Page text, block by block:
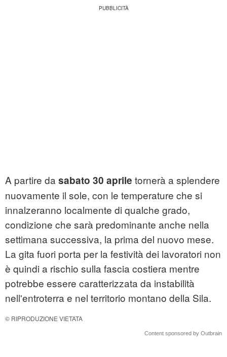
A partire da sabato 30 aprile tornerà a splendere
nuovamente il sole, con le temperature che si
innalzeranno localmente di qualche grado,
condizione che sarà predominante anche nella
settimana successiva, la prima del nuovo mese.
La gita fuori porta per la festività dei lavoratori non
è quindi a rischio sulla fascia costiera mentre
potrebbe essere caratterizzata da instabilità
nell'entroterra e nel territorio montano della Sila.
© RIPRODUZIONE VIETATA
Content sponsored by Outbrain